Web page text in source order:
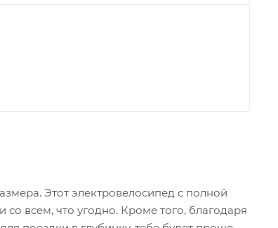
Этот электровелосипед с полной
со всем, что угодно. Кроме того, благодаря